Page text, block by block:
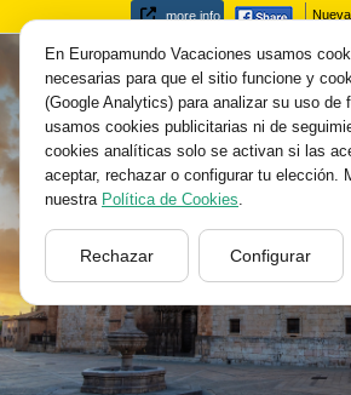
more info
En Europamundo Vacaciones usamos
necesarias para que el sitio funcione y
(Google Analytics) para analizar su uso de
usamos cookies publicitarias ni de
cookies analíticas solo se activan si las
aceptar, rechazar o configurar tu elección.
nuestra Política de Cookies.
Rechazar Configurar